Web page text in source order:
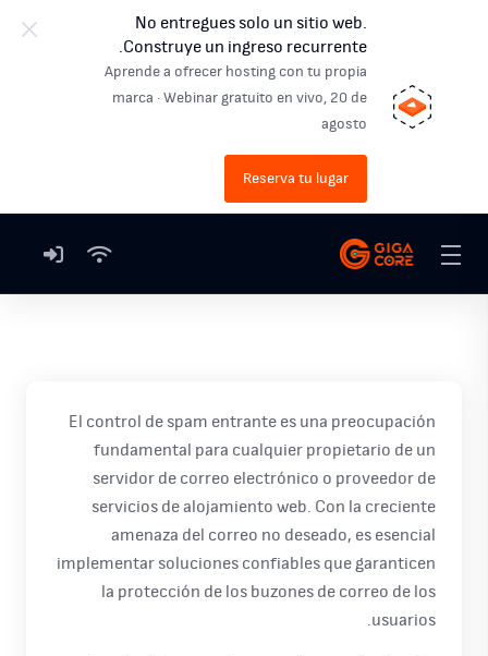
No entregues solo un sitio web.
Construye un ingreso recurrente.
Aprende a ofrecer hosting con tu propia
marca · Webinar gratuito en vivo, 20 de
agosto
Reserva tu lugar
El control de spam entrante es una preocupación
fundamental para cualquier propietario de un
servidor de correo electrónico o proveedor de
servicios de alojamiento web. Con la creciente
amenaza del correo no deseado, es esencial
implementar soluciones confiables que garanticen
la protección de los buzones de correo de los
usuarios.